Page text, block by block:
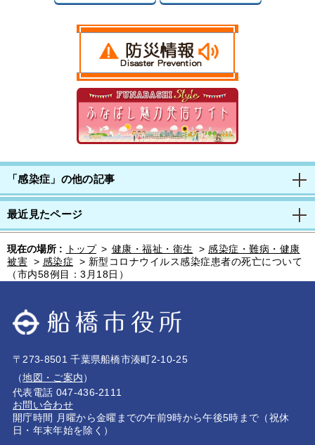
「感染症」の他の記事
最近見たページ
現在の場所 : トップ > 健康・福祉・衛生 > 感染症・難病・健康
被害 > 感染症 > 新型コロナウイルス感染症患者の死亡について
（市内58例目：3月18日）
〒273-8501 千葉県船橋市湊町2-10-25
（地図・ご案内）
代表電話 047-436-2111
お問い合わせ
開庁時間 月曜から金曜までの午前9時から午後5時まで（祝休
日・年末年始を除く）